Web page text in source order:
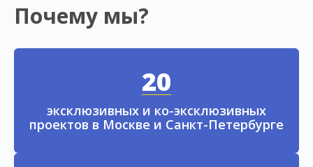
Почему мы?
20
эксклюзивных и ко-эксклюзивных
проектов в Москве и Санкт-Петербурге